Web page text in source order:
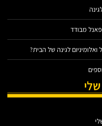
מבודד
לגינה של הבית?